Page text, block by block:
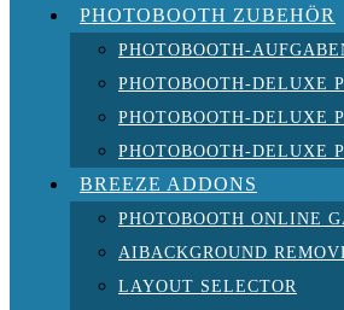
PHOTOBOOTH ZUBEHÖR
PHOTOBOOTH-
PHOTOBOOTH-DELUXE
PHOTOBOOTH-DELUXE
PHOTOBOOTH-DELUXE
BREEZE ADDONS
PHOTOBOOTH ONLINE
AIBACKGROUND
LAYOUT SELECTOR